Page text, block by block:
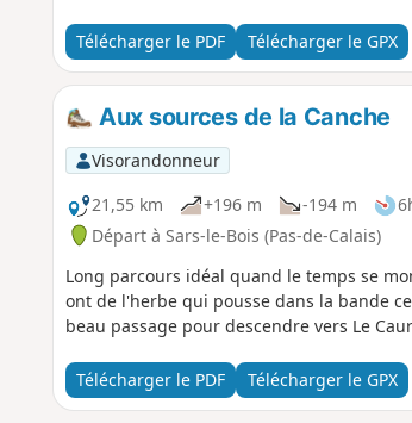
Télécharger le PDF Télécharger le GPX
Aux sources de la Canche
Visorandonneur
21,55 km
+196 m -194 m
Départ à Sars-le-Bois (Pas-de-Calais)
Long parcours idéal quand le temps se
ont de l'herbe qui pousse dans la bande
beau passage pour descendre vers Le
Télécharger le PDF Télécharger le GPX